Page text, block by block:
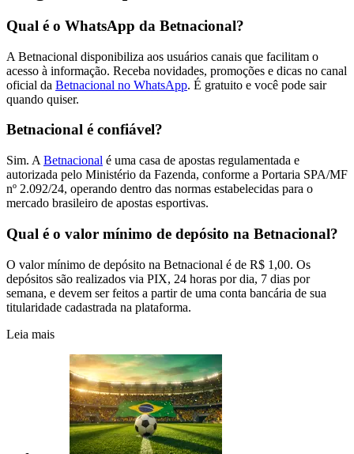
Qual é o WhatsApp da Betnacional?
A Betnacional disponibiliza aos usuários canais que facilitam o
acesso à informação. Receba novidades, promoções e dicas no canal
oficial da Betnacional no WhatsApp. É gratuito e você pode sair
quando quiser.
Betnacional é confiável?
Sim. A Betnacional é uma casa de apostas regulamentada e
autorizada pelo Ministério da Fazenda, conforme a Portaria SPA/MF
nº 2.092/24, operando dentro das normas estabelecidas para o
mercado brasileiro de apostas esportivas.
Qual é o valor mínimo de depósito na Betnacional?
O valor mínimo de depósito na Betnacional é de R$ 1,00. Os
depósitos são realizados via PIX, 24 horas por dia, 7 dias por
semana, e devem ser feitos a partir de uma conta bancária de sua
titularidade cadastrada na plataforma.
Leia mais